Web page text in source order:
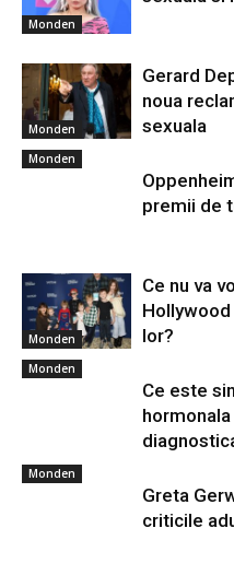
Monden
Monden
Gerard
noua
sexuala
Monden
premii de
Monden
Ce nu va
lor?
Monden
Ce este
Monden
Greta
criticile